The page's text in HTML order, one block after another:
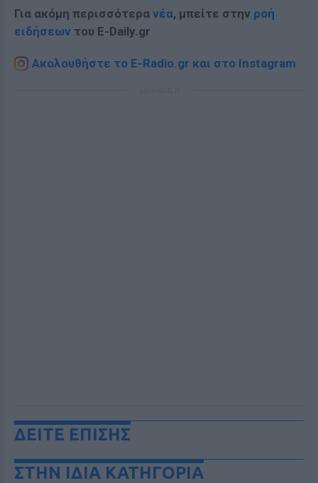
Για ακόμη περισσότερα νέα, μπείτε στην ροή
ειδήσεων του E-Daily.gr
Ακολουθήστε το E-Radio.gr και στο Instagram
ΔΕΙΤΕ ΕΠΙΣΗΣ
ΣΤΗΝ ΙΔΙΑ ΚΑΤΗΓΟΡΙΑ